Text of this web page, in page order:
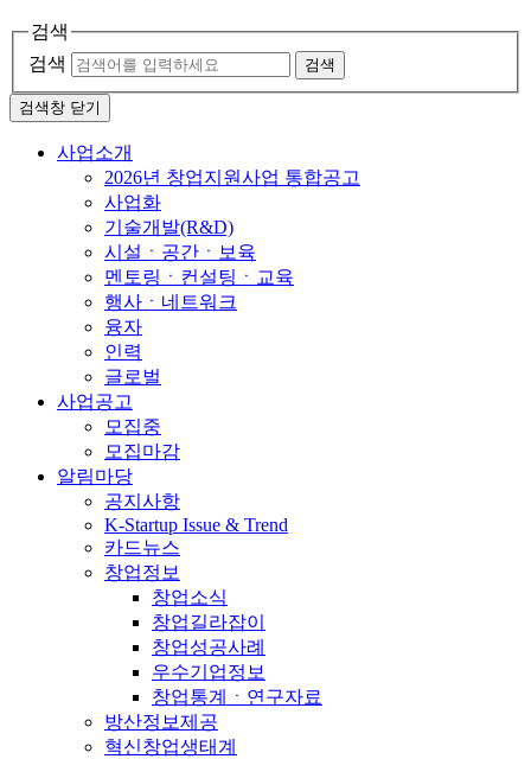
검색
검색
검색
검색창 닫기
사업소개
2026년 창업지원사업 통합공고
사업화
기술개발(R&D)
시설ㆍ공간ㆍ보육
멘토링ㆍ컨설팅ㆍ교육
행사ㆍ네트워크
융자
인력
글로벌
사업공고
모집중
모집마감
알림마당
공지사항
K-Startup Issue & Trend
카드뉴스
창업정보
창업소식
창업길라잡이
창업성공사례
우수기업정보
창업통계ㆍ연구자료
방산정보제공
혁신창업생태계